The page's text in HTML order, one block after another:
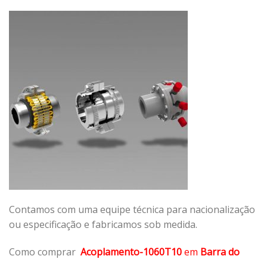
Contamos com uma equipe técnica para nacionalização
ou especificação e fabricamos sob medida.
Como comprar Acoplamento-1060T10em Barra do